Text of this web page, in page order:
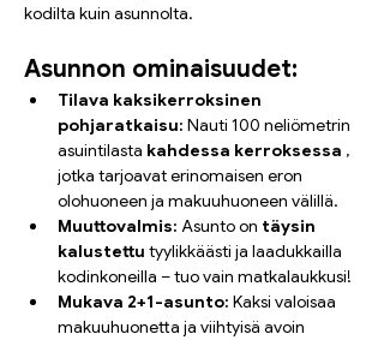
kodilta kuin asunnolta.
Asunnon ominaisuudet:
Tilava kaksikerroksinen
pohjaratkaisu: Nauti 100 neliömetrin
asuintilasta kahdessa kerroksessa ,
jotka tarjoavat erinomaisen eron
olohuoneen ja makuuhuoneen välillä.
Muuttovalmis: Asunto on täysin
kalustettu tyylikkäästi ja laadukkailla
kodinkoneilla – tuo vain matkalaukkusi!
Mukava 2+1-asunto: Kaksi valoisaa
makuuhuonetta ja viihtyisä avoin